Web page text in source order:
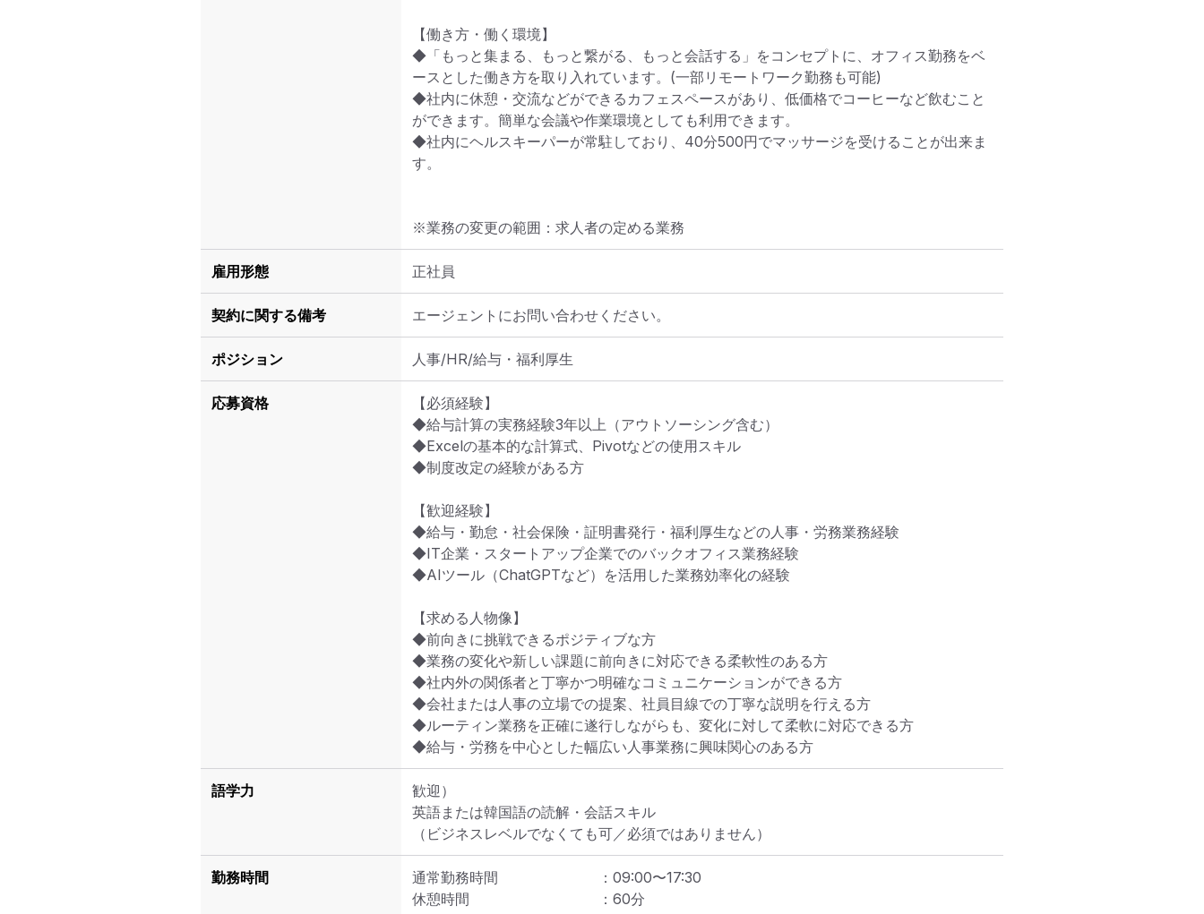
【働き方・働く環境】
◆「もっと集まる、もっと繋がる、もっと会話する」をコンセプトに、オフィス勤務をベ
ースとした働き方を取り入れています。(一部リモートワーク勤務も可能)
◆社内に休憩・交流などができるカフェスペースがあり、低価格でコーヒーなど飲むこと
ができます。簡単な会議や作業環境としても利用できます。
◆社内にヘルスキーパーが常駐しており、40分500円でマッサージを受けることが出来ま
す。
※業務の変更の範囲：求人者の定める業務
雇用形態 正社員
契約に関する備考 エージェントにお問い合わせください。
ポジション 人事/HR/給与・福利厚生
応募資格
【必須経験】
◆給与計算の実務経験3年以上（アウトソーシング含む）
◆Excelの基本的な計算式、Pivotなどの使用スキル
◆制度改定の経験がある方
【歓迎経験】
◆給与・勤怠・社会保険・証明書発行・福利厚生などの人事・労務業務経験
◆IT企業・スタートアップ企業でのバックオフィス業務経験
◆AIツール（ChatGPTなど）を活用した業務効率化の経験
【求める人物像】
◆前向きに挑戦できるポジティブな方
◆業務の変化や新しい課題に前向きに対応できる柔軟性のある方
◆社内外の関係者と丁寧かつ明確なコミュニケーションができる方
◆会社または人事の立場での提案、社員目線での丁寧な説明を行える方
◆ルーティン業務を正確に遂行しながらも、変化に対して柔軟に対応できる方
◆給与・労務を中心とした幅広い人事業務に興味関心のある方
語学力
歓迎）
英語または韓国語の読解・会話スキル
（ビジネスレベルでなくても可／必須ではありません）
勤務時間 通常勤務時間 ： 09:00〜17:30
休憩時間
： 60分